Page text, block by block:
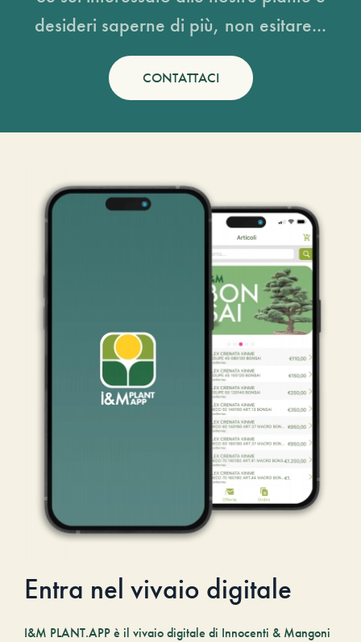
desideri saperne di più, non esitare...
CONTATTACI
Entra nel vivaio digitale
I&M PLANT.APP è il vivaio digitale di Innocenti & Mangoni